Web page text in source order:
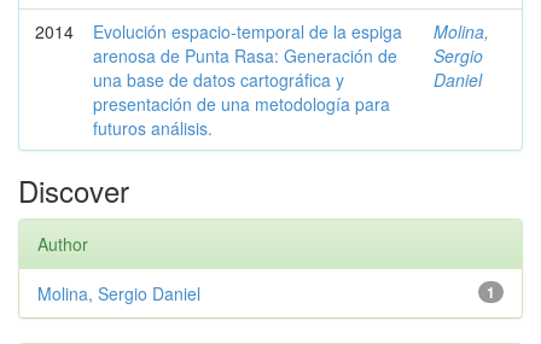
2014
Evolución espacio-temporal de la espiga
arenosa de Punta Rasa: Generación de
una base de datos cartográfica y
presentación de una metodología para
futuros análisis.
Molina,
Sergio
Daniel
Discover
Author
1
Molina, Sergio Daniel